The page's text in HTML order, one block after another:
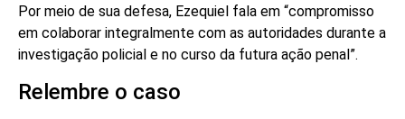
Por meio de sua defesa, Ezequiel fala em “compromisso
em colaborar integralmente com as autoridades durante a
investigação policial e no curso da futura ação penal”.
Relembre o caso